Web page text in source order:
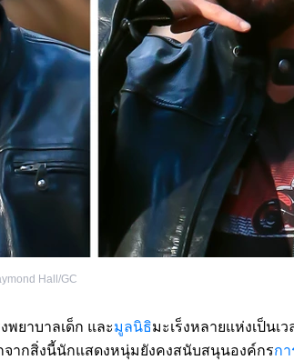
Hall/GC
พยาบาลเด็ก และมูลนิธิมะเร็งหลายแห่งเป็นเ
ากสิ่งนี้นักแสดงหนุ่มยังคงสนับสนุนองค์กรก